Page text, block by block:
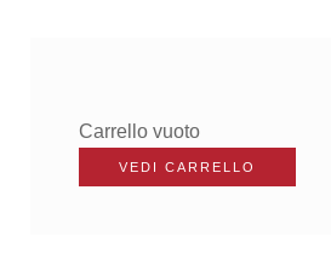
Carrello vuoto